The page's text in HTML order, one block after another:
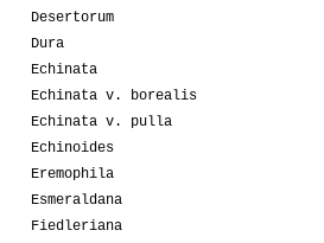
Desertorum
Dura
Echinata
Echinata v. borealis
Echinata v. pulla
Echinoides
Eremophila
Esmeraldana
Fiedleriana